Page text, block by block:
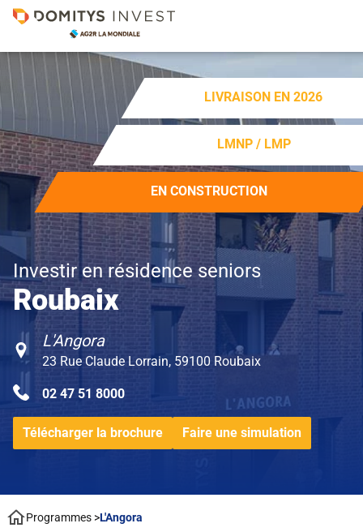
LIVRAISON EN 2026
LMNP / LMP
EN CONSTRUCTION
Investir en résidence seniors
Roubaix
L'Angora
23 Rue Claude Lorrain, 59100 Roubaix
02 47 51 8000
Télécharger la brochure Faire une simulation
Programmes >L'Angora